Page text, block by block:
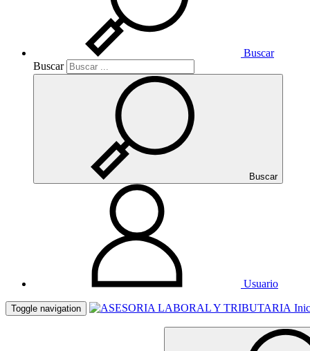
Buscar
Buscar
Buscar
Usuario
Toggle navigation